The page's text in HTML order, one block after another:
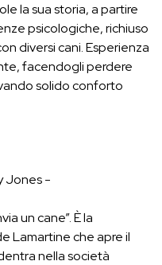
la sua storia, a partire
psicologiche, richiuso
diversi cani. Esperienza
facendogli perdere
solido conforto
Jones -
un cane”. È la
Lamartine che apre il
nella società